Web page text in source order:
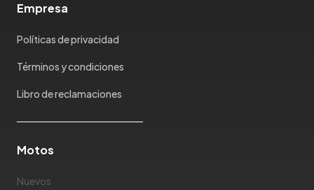
Empresa
Políticas de privacidad
Términos y condiciones
Libro de reclamaciones
Motos
Nuevos